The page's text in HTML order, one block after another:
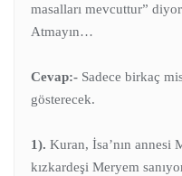
masalları mevcuttur”
Atmayın…
Cevap:- Sadece birkaç
gösterecek.
1). Kuran, İsa’nın annesi
kızkardeşi Meryem